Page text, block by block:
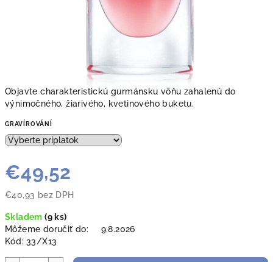
Objavte charakteristickú gurmánsku vôňu zahalenú do
výnimočného, žiarivého, kvetinového buketu.
GRAVÍROVÁNÍ
€49,52
€40,93 bez DPH
cena:
Skladem(9 ks)
Môžeme doručiť do:
9.8.2026
Kód: 33/X13